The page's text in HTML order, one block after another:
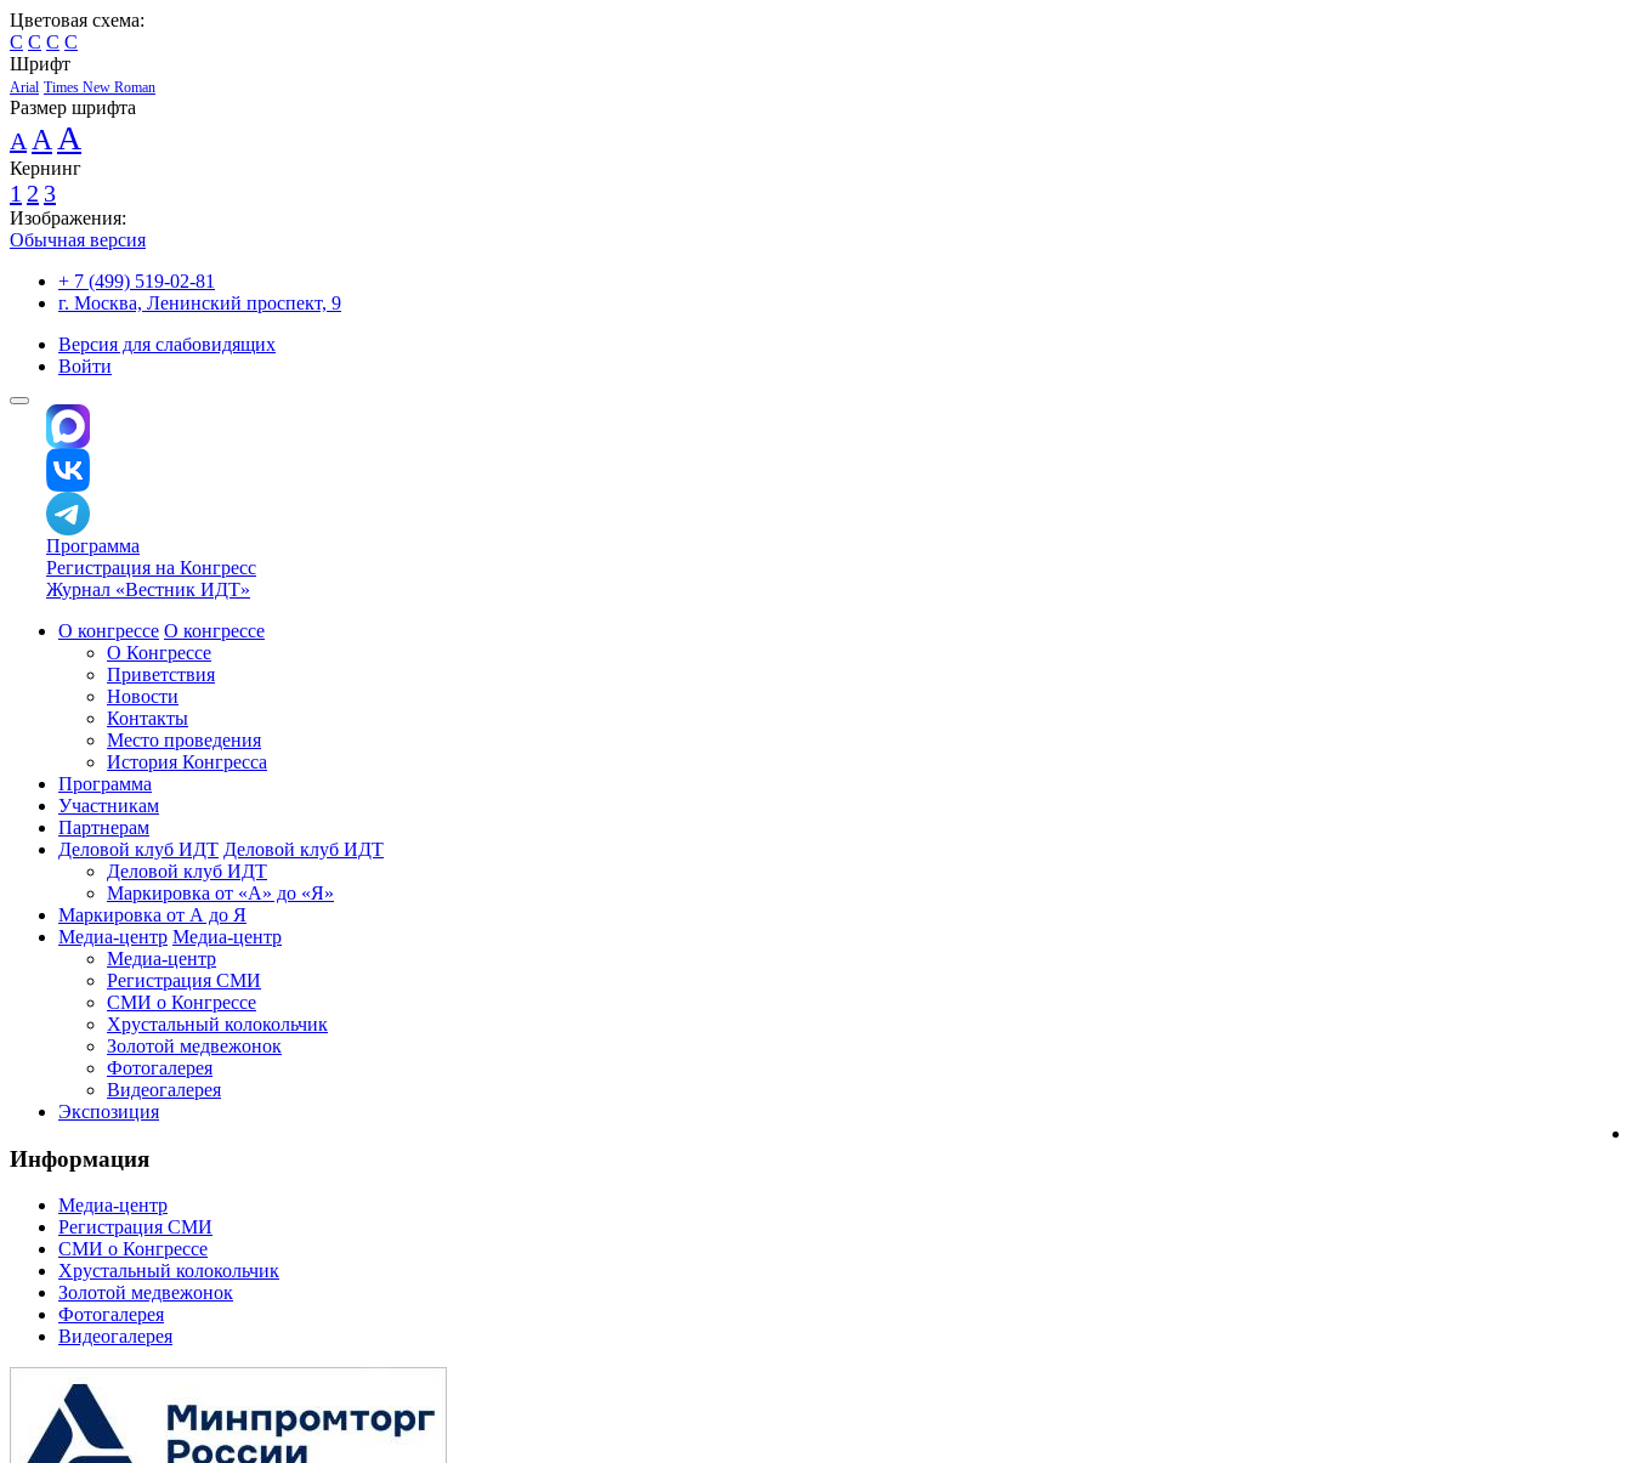
Цветовая схема:
C C C C
Шрифт
Arial Times New Roman
Размер шрифта
A A A
Кернинг
1 2 3
Изображения:
Обычная версия
+ 7 (499) 519-02-81
г. Москва, Ленинский проспект, 9
Версия для слабовидящих
Войти
Программа
Регистрация на Конгресс
Журнал «Вестник ИДТ»
О конгрессе О конгрессе
О Конгрессе
Приветствия
Новости
Контакты
Место проведения
История Конгресса
Программа
Участникам
Партнерам
Деловой клуб ИДТ Деловой клуб ИДТ
Деловой клуб ИДТ
Маркировка от «А» до «Я»
Маркировка от А до Я
Медиа-центр Медиа-центр
Медиа-центр
Регистрация СМИ
СМИ о Конгрессе
Хрустальный колокольчик
Золотой медвежонок
Фотогалерея
Видеогалерея
Экспозиция
Информация
Медиа-центр
Регистрация СМИ
СМИ о Конгрессе
Хрустальный колокольчик
Золотой медвежонок
Фотогалерея
Видеогалерея